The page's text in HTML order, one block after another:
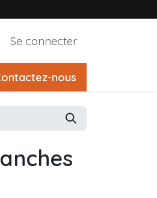
Se connecter
nous